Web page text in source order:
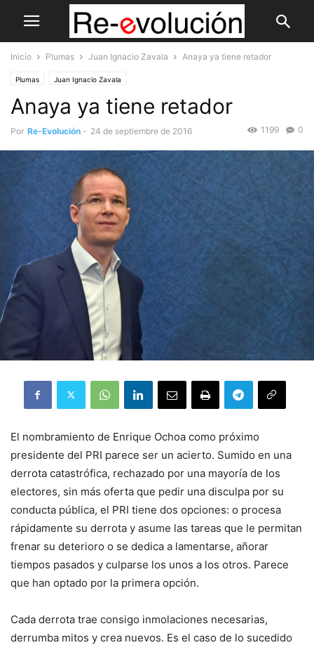
Inicio Plumas Juan Ignacio Zavala Anaya ya tiene retador
Plumas Juan Ignacio Zavala
Anaya ya tiene retador
Por Re-Evolución - 24 de septiembre de 2016 0
1199
El nombramiento de Enrique Ochoa como próximo
presidente del PRI parece ser un acierto. Sumido en una
derrota catastrófica, rechazado por una mayoría de los
electores, sin más oferta que pedir una disculpa por su
conducta pública, el PRI tiene dos opciones: o procesa
rápidamente su derrota y asume las tareas que le permitan
frenar su deterioro o se dedica a lamentarse, añorar
tiempos pasados y culparse los unos a los otros. Parece
que han optado por la primera opción.
Cada derrota trae consigo inmolaciones necesarias,
derrumba mitos y crea nuevos. Es el caso de lo sucedido